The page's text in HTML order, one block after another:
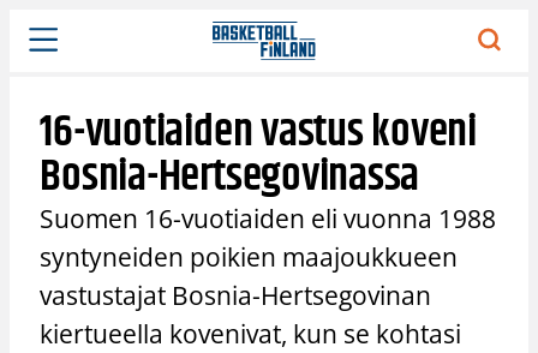
Siirry
sisältöön
16-vuotiaiden vastus koveni
Bosnia-Hertsegovinassa
Suomen 16-vuotiaiden eli vuonna 1988
syntyneiden poikien maajoukkueen
vastustajat Bosnia-Hertsegovinan
kiertueella kovenivat, kun se kohtasi